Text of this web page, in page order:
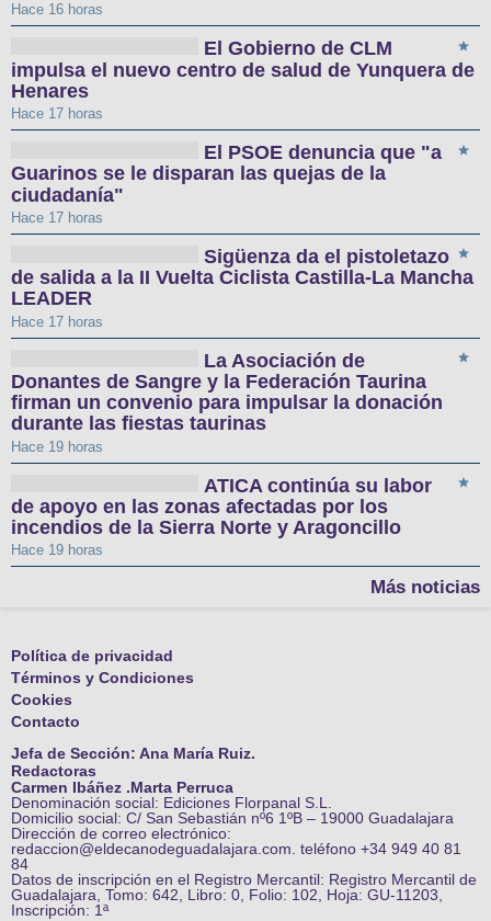
Hace 16 horas
El Gobierno de CLM
impulsa el nuevo centro de salud de Yunquera de
Henares
Hace 17 horas
El PSOE denuncia que "a
Guarinos se le disparan las quejas de la
ciudadanía"
Hace 17 horas
Sigüenza da el pistoletazo
de salida a la II Vuelta Ciclista Castilla-La Mancha
LEADER
Hace 17 horas
La Asociación de
Donantes de Sangre y la Federación Taurina
firman un convenio para impulsar la donación
durante las fiestas taurinas
Hace 19 horas
ATICA continúa su labor
de apoyo en las zonas afectadas por los
incendios de la Sierra Norte y Aragoncillo
Hace 19 horas
Más noticias
Política de privacidad
Términos y Condiciones
Cookies
Contacto
Jefa de Sección: Ana María Ruiz.
Redactoras
Carmen Ibáñez .Marta Perruca
Denominación social: Ediciones Florpanal S.L.
Domicilio social: C/ San Sebastián nº6 1ºB – 19000 Guadalajara
Dirección de correo electrónico:
redaccion@eldecanodeguadalajara.com. teléfono +34 949 40 81
84
Datos de inscripción en el Registro Mercantil: Registro Mercantil de
Guadalajara, Tomo: 642, Libro: 0, Folio: 102, Hoja: GU-11203,
Inscripción: 1ª